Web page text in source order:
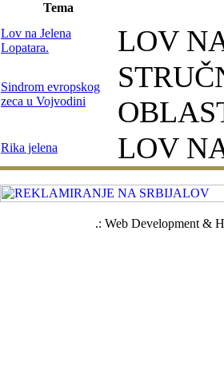
Tema
Lov na Jelena
Lopatara.
LOV
Sindrom evropskog
zeca u Vojvodini
Rika jelena LOV
.: Web Development &